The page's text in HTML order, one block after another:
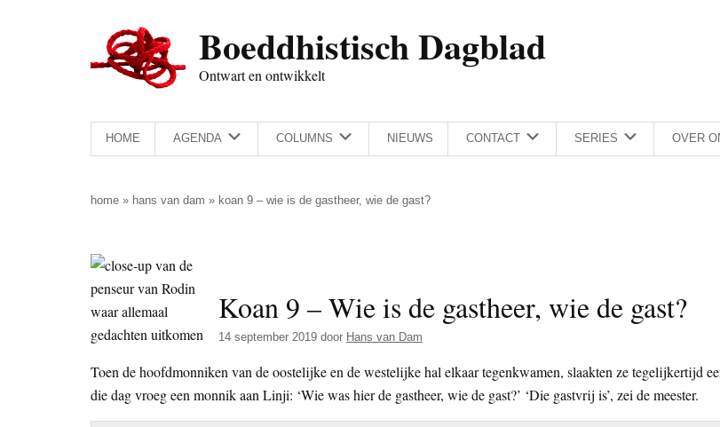
Boeddhistisch Dagblad
Ontwart en ontwikkelt
HOME AGENDA COLUMNS NIEUWS CONTACT SERIES OVER
home » hans van dam » koan 9 – wie is de gastheer, wie de gast?
Koan 9 – Wie is de gastheer, wie de gast?
14 september 2019 door Hans van Dam
Toen de hoofdmonniken van de oostelijke en de westelijke hal elkaar tegenkwamen, slaakten ze tegelijkertijd
die dag vroeg een monnik aan Linji: ‘Wie was hier de gastheer, wie de gast?’ ‘Die gastvrij is’, zei de meester.